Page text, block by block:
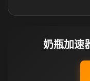
奶瓶加速